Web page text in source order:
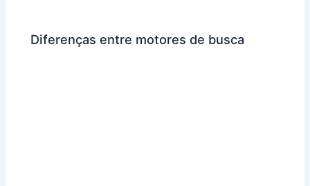
Diferenças entre motores de busca